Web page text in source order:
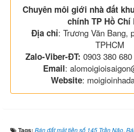
Chuyên môi giới nhà đất
chính TP Hồ Chí
Địa chỉ: Trương Văn Bang,
TPHCM
Zalo-Viber-ĐT: 0903 380
Email:
Website:
Tags: Bán đất mặt tiền số 145 Trần Não,